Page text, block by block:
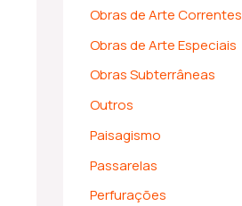
Obras de Arte Correntes
Obras de Arte Especiais
Obras Subterrâneas
Outros
Paisagismo
Passarelas
Perfurações